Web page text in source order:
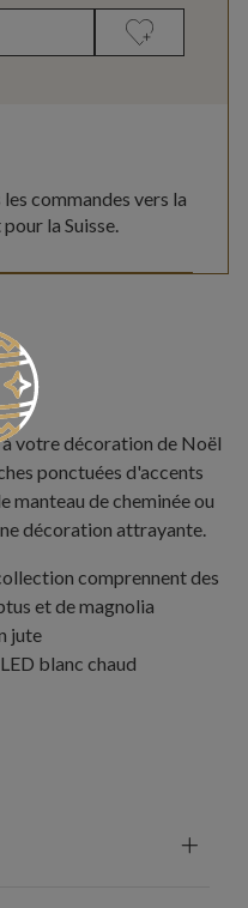
commandes vers la
la Suisse.
votre décoration de Noël
ponctuées d'accents
manteau de cheminée ou
décoration attrayante.
comprennent des
et de magnolia
jute
blanc chaud
C (non fournies)
de type D non incluses